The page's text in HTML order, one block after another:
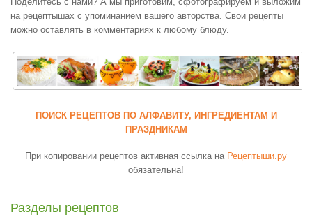
на рецептышах с упоминанием вашего авторства. Свои рецепты
можно оставлять в комментариях к любому блюду.
ПОИСК РЕЦЕПТОВ ПО АЛФАВИТУ, ИНГРЕДИЕНТАМ И
ПРАЗДНИКАМ
При копировании рецептов активная ссылка на Рецептыши.ру
обязательна!
Разделы рецептов